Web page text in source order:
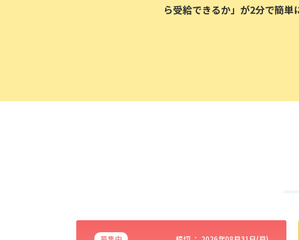
ら受給できるか」が2分で簡単